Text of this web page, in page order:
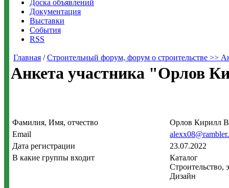
Доска объявлений
Документация
Выставки
События
RSS
Главная /Строительный форум, форум о строительстве >>
Анкета участника "Орлов
Фамилия, Имя, отчество
Орлов Кирилл
Email
Дата регистрации
23.07.2022
В какие группы входит
Каталог
Строительство,
Дизайн